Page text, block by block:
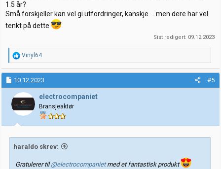
1.5 år?
Små forskjeller kan vel gi utfordringer, kanskje ... men dere har vel
tenkt på dette
Sist redigert: 09.12.2023
R
e
a
k
j
o
n
e
r
Vinyl64
10.12.2023 #5
electrocompaniet
Bransjeaktør
haraldo skrev:
Gratulerer til@electrocompanietmed et fantastisk produkt